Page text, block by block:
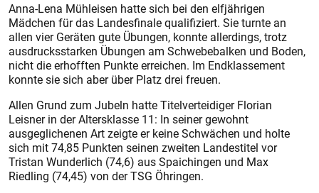
Anna-Lena Mühleisen hatte sich bei den elfjährigen
Mädchen für das Landesfinale qualifiziert. Sie turnte an
allen vier Geräten gute Übungen, konnte allerdings, trotz
ausdrucksstarken Übungen am Schwebebalken und Boden,
nicht die erhofften Punkte erreichen. Im Endklassement
konnte sie sich aber über Platz drei freuen.
Allen Grund zum Jubeln hatte Titelverteidiger Florian
Leisner in der Altersklasse 11: In seiner gewohnt
ausgeglichenen Art zeigte er keine Schwächen und holte
sich mit 74,85 Punkten seinen zweiten Landestitel vor
Tristan Wunderlich (74,6) aus Spaichingen und Max
Riedling (74,45) von der TSG Öhringen.